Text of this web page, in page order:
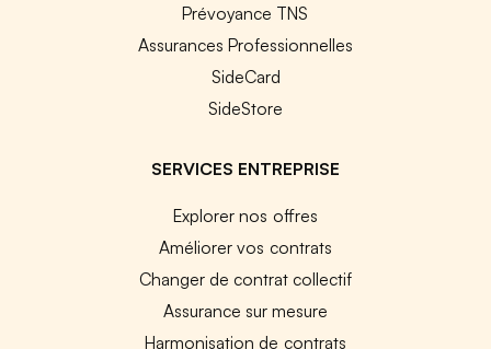
Prévoyance TNS
Assurances Professionnelles
SideCard
SideStore
SERVICES ENTREPRISE
Explorer nos offres
Améliorer vos contrats
Changer de contrat collectif
Assurance sur mesure
Harmonisation de contrats